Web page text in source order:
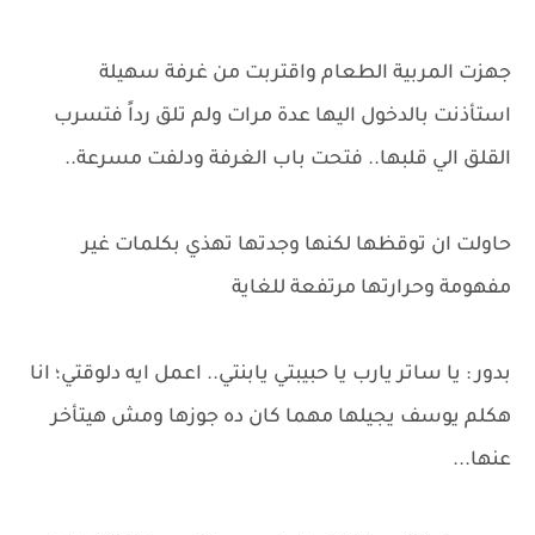
جهزت المربية الطعام واقتربت من غرفة سهيلة
استأذنت بالدخول اليها عدة مرات ولم تلق رداً فتسرب
القلق الي قلبها.. فتحت باب الغرفة ودلفت مسرعة..
حاولت ان توقظها لكنها وجدتها تهذي بكلمات غير
مفهومة وحرارتها مرتفعة للغاية
بدور : يا ساتر يارب يا حبيبتي يابنتي.. اعمل ايه دلوقتي؛ انا
هكلم يوسف يجيلها مهما كان ده جوزها ومش هيتأخر
عنها...